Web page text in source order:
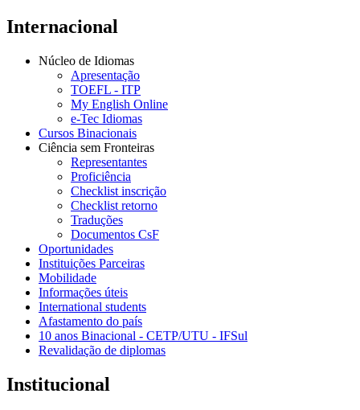
Internacional
Núcleo de Idiomas
Apresentação
TOEFL - ITP
My English Online
e-Tec Idiomas
Cursos Binacionais
Ciência sem Fronteiras
Representantes
Proficiência
Checklist inscrição
Checklist retorno
Traduções
Documentos CsF
Oportunidades
Instituições Parceiras
Mobilidade
Informações úteis
International students
Afastamento do país
10 anos Binacional - CETP/UTU - IFSul
Revalidação de diplomas
Institucional